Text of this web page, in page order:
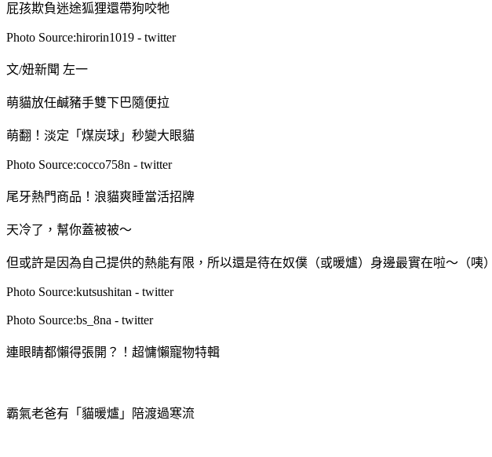
屁孩欺負迷途狐狸還帶狗咬牠
Photo Source:hirorin1019 - twitter
文/妞新聞 左一
萌貓放任鹹豬手雙下巴隨便拉
萌翻！淡定「煤炭球」秒變大眼貓
Photo Source:cocco758n - twitter
尾牙熱門商品！浪貓爽睡當活招牌
天冷了，幫你蓋被被～
但或許是因為自己提供的熱能有限，所以還是待在奴僕（或暖爐）身邊最實在啦～（咦）
Photo Source:kutsushitan - twitter
Photo Source:bs_8na - twitter
連眼睛都懶得張開？！超慵懶寵物特輯
霸氣老爸有「貓暖爐」陪渡過寒流